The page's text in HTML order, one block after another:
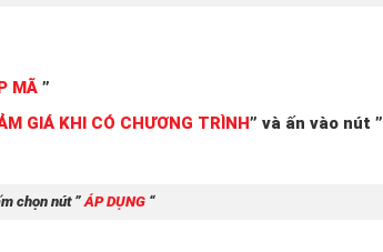
MÃ”
GIÁ KHI CÓ CHƯƠNG TRÌNH” và ấn vào nút ”
chọn nút ”ÁP DỤNG“